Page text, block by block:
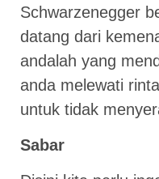
Schwarzenegger
datang dari
andalah yang
anda melewati
untuk tidak
Sabar